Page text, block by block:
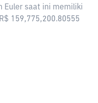
Euler saat ini memiliki
159,775,200.80555